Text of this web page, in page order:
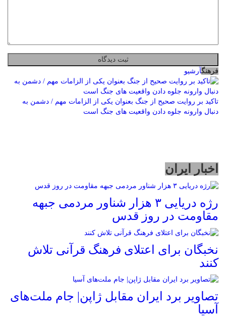
فرهنگآرشیو
تاکید بر روایت صحیح از جنگ بعنوان یکی از الزامات مهم / دشمن به
دنبال وارونه جلوه دادن واقعیت های جنگ است
اخبار ایران
رژه دریایی ۳ هزار شناور مردمی جبهه
مقاومت در روز قدس
نخبگان برای اعتلای فرهنگ قرآنی تلاش
کنند
تصاویر برد ایران مقابل ژاپن| جام ملت‌های
آسیا